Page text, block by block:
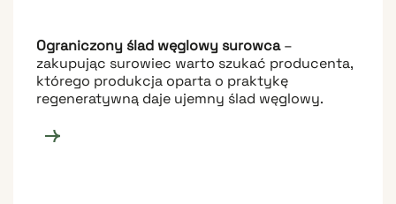
Ograniczony ślad węglowy surowca–
zakupując surowiec warto szukać producenta,
którego produkcja oparta o praktykę
regeneratywną daje ujemny ślad węglowy.